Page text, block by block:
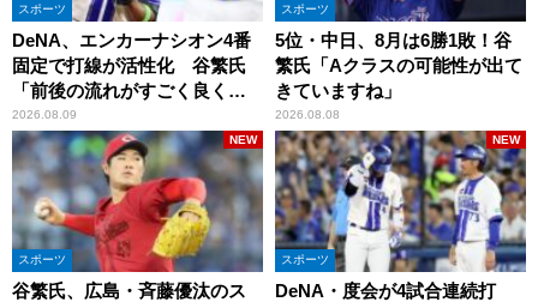
スポーツ
DeNA、エンカーナシオン4番
固定で打線が活性化 谷繁氏
「前後の流れがすごく良くな
りましたね」
2026.08.09
スポーツ
5位・中日、8月は6勝1敗！谷
繁氏「Aクラスの可能性が出て
きていますね」
2026.08.08
スポーツ
谷繁氏、広島・斉藤優汰のス
NEW
スポーツ
DeNA・度会が4試合連続打
NEW